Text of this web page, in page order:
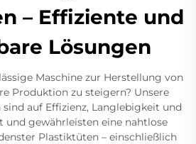
– Effiziente und
Lösungen
Maschine zur Herstellung von
Produktion zu steigern? Unsere
auf Effizienz, Langlebigkeit und
und gewährleisten eine nahtlose
Plastiktüten – einschließlich